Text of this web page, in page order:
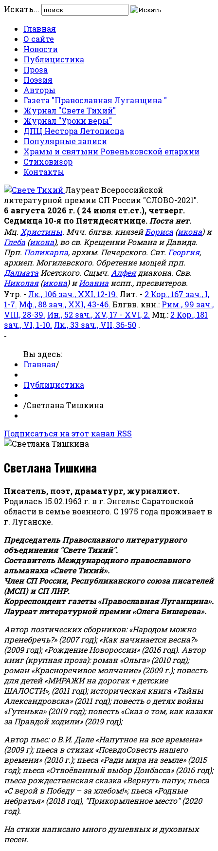
Искать...
Главная
О сайте
Новости
Публицистика
Проза
Поэзия
Авторы
Газета "Православная Луганщина "
Журнал "Свете Тихий"
Журнал "Уроки веры"
ДПЦ Нестора Летописца
Популярные записи
Храмы и святыни Ровеньковской епархии
Стиховизор
Контакты
Лауреат Всероссийской
литературной премии СП России "СЛОВО-2021".
6 августа 2026 г. ( 24 июля ст.ст.), четверг.
Седмица 10-я по Пятидесятнице. Поста нет.
Мц. Христины. Мчч. блгвв. князейБориса (икона) и
Глеба (икона), во св. Крещении Романа и Давида.
Прп. Поликарпа, архим. Печерского. Свт. Георгия,
архиеп. Могилевского. Обретение мощей прп.
Далмата Исетского. Сщмч. Алфеядиакона. Свв.
Николая(икона) иИоанна испп., пресвитеров.
Утр. - Лк., 106 зач., XXI, 12-19. Лит. - 2 Кор., 167 зач., I,
1-7. Мф., 88 зач., XXI, 43-46. Блгвв. кнн.: Рим., 99 зач.,
VIII, 28-39. Ин., 52 зач., XV, 17 - XVI, 2. Мц.: 2 Кор., 181
зач., VI, 1-10. Лк., 33 зач., VII, 36-50 .
-
Вы здесь:
Главная/
Публицистика
/Светлана Тишкина
Подписаться на этот канал RSS
Светлана Тишкина
Писатель, поэт, драматург, журналист.
Родилась 15.02.1963 г. в г. Энгельс Саратовской
области в семье военного. С 1975 года проживает в
г. Луганске.
Председатель Православного литературного
объединения "Свете Тихий".
Составитель Международного православного
альманаха «Свете Тихий».
Член СП России, Республиканского союза писателей
(МСП) и СП ЛНР.
Корреспондент газеты «Православная Луганщина».
Лауреат литературной премии «Олега Бишерева».
Автор поэтических сборников: «Народом можно
пренебречь?» (2007 год); «Как начинается весна?»
(2009 год); «Рождение Новороссии» (2016 год). Автор
книг (крупная проза): роман «Ольга» (2010 год);
роман «Красноречивое молчание» (2009 г.); повесть
для детей «МИРАЖИ на дорогах + детские
ШАЛОСТИ», (2011 год); историческая книга «Тайны
Александровска» (2011 год); повесть о детях войны
«Гутенька» (2019 год); повесть «Сказ о том, как казаки
за Правдой ходили» (2019 год);
Автор пьес: о В.И. Дале «Напутное на все времена»
(2009 г); пьеса в стихах «ПсевдоСовесть нашего
времени» (2010 г.); пьеса «Ради мира на земле» (2015
год); пьеса «Отвоёванный выбор Донбасса» (2016 год);
пьеса рождественская сказка «Вернуть папу»; пьеса
«С верой в Победу – за хлебом!»;пьеса «Родные
небратья» (2018 год), "Прикормленное место" (2020
год).
На стихи написано много душевных и духовных
песен.